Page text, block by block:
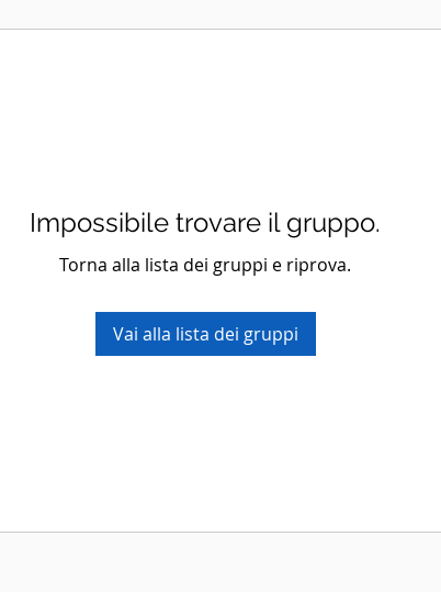
Impossibile trovare il gruppo.
Torna alla lista dei gruppi e riprova.
Vai alla lista dei gruppi